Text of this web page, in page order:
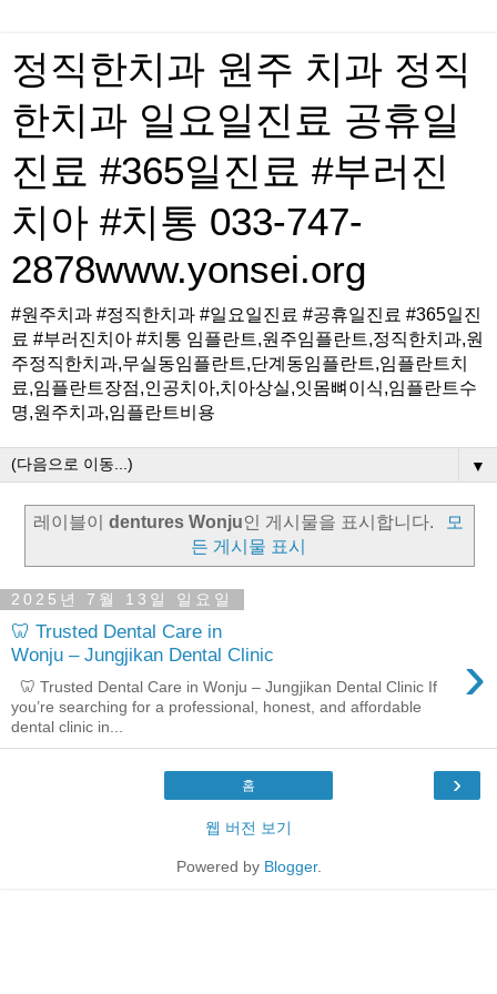
정직한치과 원주 치과 정직
한치과 일요일진료 공휴일
진료 #365일진료 #부러진
치아 #치통 033-747-
2878www.yonsei.org
#원주치과 #정직한치과 #일요일진료 #공휴일진료 #365일진
료 #부러진치아 #치통 임플란트,원주임플란트,정직한치과,원
주정직한치과,무실동임플란트,단계동임플란트,임플란트치
료,임플란트장점,인공치아,치아상실,잇몸뼈이식,임플란트수
명,원주치과,임플란트비용
▼
레이블이dentures Wonju인 게시물을 표시합니다.
모
든 게시물 표시
2025년 7월 13일 일요일
🦷 Trusted Dental Care in
Wonju – Jungjikan Dental Clinic
›
🦷 Trusted Dental Care in Wonju – Jungjikan Dental Clinic If
you’re searching for a professional, honest, and affordable
dental clinic in...
›
홈
웹 버전 보기
Powered by Blogger.